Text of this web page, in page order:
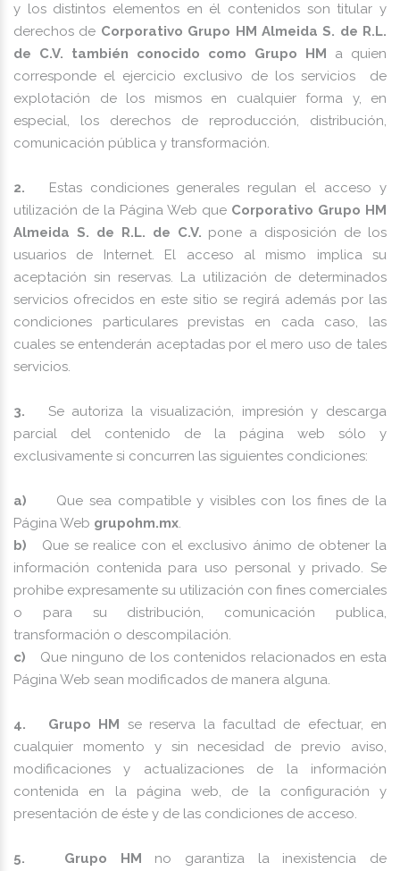
y los distintos elementos en él contenidos son titular y
derechos de Corporativo Grupo HM Almeida S. de R.L.
de C.V. también conocido como Grupo HM a quien
corresponde el ejercicio exclusivo de los servicios de
explotación de los mismos en cualquier forma y, en
especial, los derechos de reproducción, distribución,
comunicación pública y transformación.
2. Estas condiciones generales regulan el acceso y
utilización de la Página Web que Corporativo Grupo HM
Almeida S. de R.L. de C.V. pone a disposición de los
usuarios de Internet. El acceso al mismo implica su
aceptación sin reservas. La utilización de determinados
servicios ofrecidos en este sitio se regirá además por las
condiciones particulares previstas en cada caso, las
cuales se entenderán aceptadas por el mero uso de tales
servicios.
3. Se autoriza la visualización, impresión y descarga
parcial del contenido de la página web sólo y
exclusivamente si concurren las siguientes condiciones:
a) Que sea compatible y visibles con los fines de la
Página Web grupohm.mx.
b) Que se realice con el exclusivo ánimo de obtener la
información contenida para uso personal y privado. Se
prohibe expresamente su utilización con fines comerciales
o para su distribución, comunicación publica,
transformación o descompilación.
c) Que ninguno de los contenidos relacionados en esta
Página Web sean modificados de manera alguna.
4. Grupo HM
se reserva la facultad de efectuar, en
cualquier momento y sin necesidad de previo aviso,
modificaciones y actualizaciones de la información
contenida en la página web, de la configuración y
presentación de éste y de las condiciones de acceso.
5. Grupo HM no garantiza la inexistencia de